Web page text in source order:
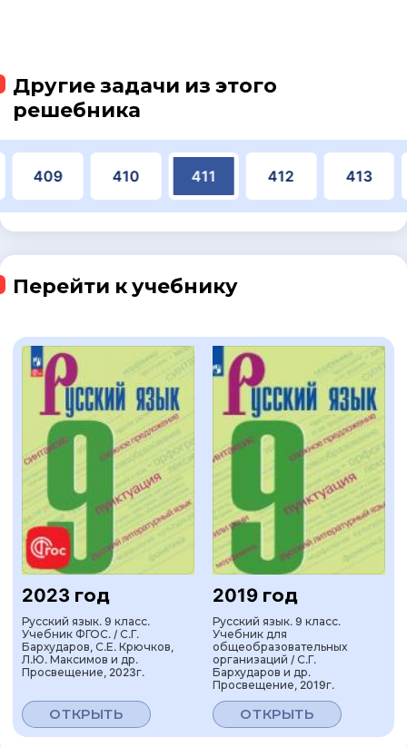
Другие задачи из этого
решебника
409 410 411 412 413
Перейти к учебнику
2023 год
Русский язык. 9 класс.
Учебник ФГОС. / С.Г.
Бархударов, С.Е. Крючков,
Л.Ю. Максимов и др.
Просвещение, 2023г.
ОТКРЫТЬ
2019 год
Русский язык. 9 класс.
Учебник для
общеобразовательных
организаций / С.Г.
Бархударов и др.
Просвещение, 2019г.
ОТКРЫТЬ